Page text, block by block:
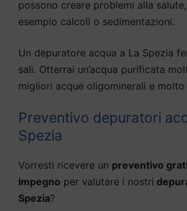
possono creare problemi alla
esempio calcoli o sedimentazioni.
Un depuratore acqua a La Spezia
sali. Otterrai un’acqua purificata
migliori acque oligominerali e molto
Preventivo depuratori
Spezia
Vorresti ricevere un preventivo
impegno per valutare i nostri
Spezia?